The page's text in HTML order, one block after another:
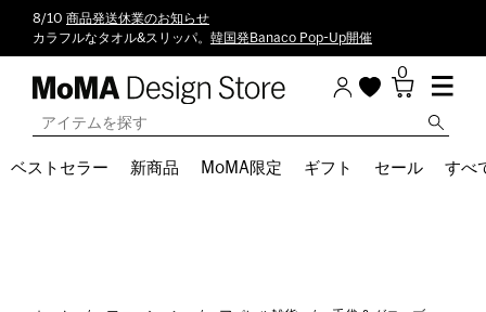
8/10 商品発送休業のお知らせ
カラフルなタオル&スリッパ。 韓国発Banaco Pop-Up開催
0
ベストセラー 新商品 MoMA限定 ギフト セール すべ